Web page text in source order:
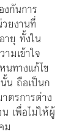
กันการ
ยงานที่
ายุ ทั้งใน
มเข้าใจ
ทางแก้ไข
น ถือเป็นก
ตรการต่าง
เพื่อไม่ให้ผู้
ม